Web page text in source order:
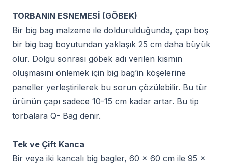
TORBANIN ESNEMESİ (GÖBEK)
Bir big bag malzeme ile doldurulduğunda, çapı boş
bir big bag boyutundan yaklaşık 25 cm daha büyük
olur. Dolgu sonrası göbek adı verilen kısmın
oluşmasını önlemek için big bag’in köşelerine
paneller yerleştirilerek bu sorun çözülebilir. Bu tür
ürünün çapı sadece 10-15 cm kadar artar. Bu tip
torbalara Q- Bag denir.
Tek ve Çift Kanca
Bir veya iki kancalı big bagler, 60 x 60 cm ile 95 x